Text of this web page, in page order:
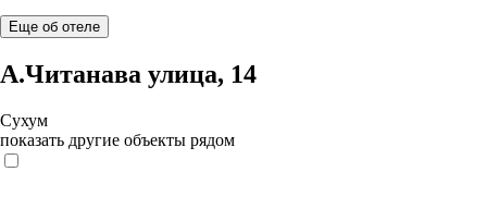
Еще об отеле
А.Читанава улица, 14
Сухум
показать другие объекты рядом